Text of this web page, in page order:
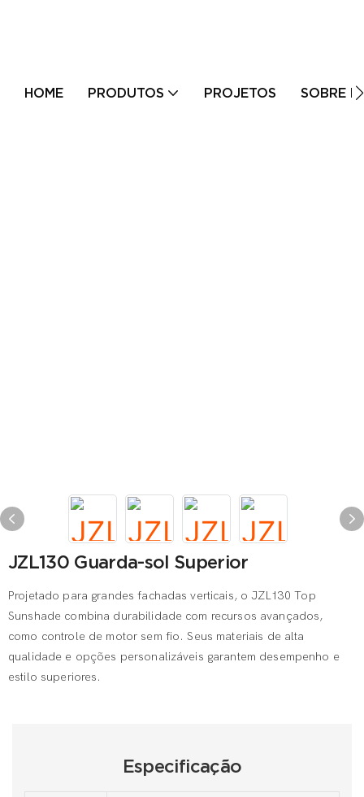
HOME PRODUTOS PROJETOS SOBRE
JZL130 Guarda-sol Superior
Projetado para grandes fachadas verticais, o JZL130 Top
Sunshade combina durabilidade com recursos avançados,
como controle de motor sem fio. Seus materiais de alta
qualidade e opções personalizáveis ​​garantem desempenho e
estilo superiores.
Especificação